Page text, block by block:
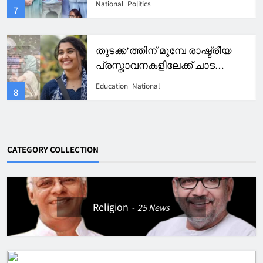
3
Kerala Pravasi
4
മാർ ആഗസ്തീനോസ് കോളേജിന്
വീണ്ടും റാങ്കുകളുടെ തിളക്കം.
Education Kerala
CATEGORY COLLECTION
Religion 25News